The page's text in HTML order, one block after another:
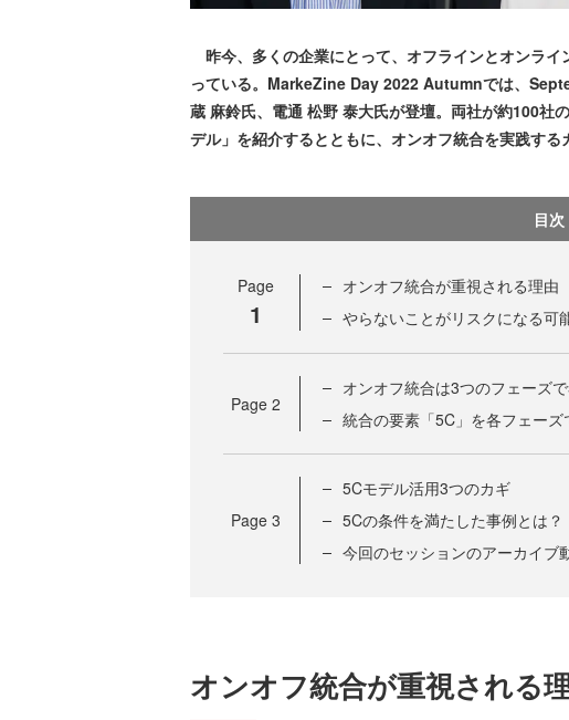
昨今、多くの企業にとって、オフラインとオンラ
っている。MarkeZine Day 2022 Autumnでは、
蔵 麻鈴氏、電通 松野 泰大氏が登壇。両社が約100社
デル」を紹介するとともに、オンオフ統合を実践する
目次
Page
1
オンオフ統合が重視される理由
やらないことがリスクになる可
Page 2
オンオフ統合は3つのフェーズ
統合の要素「5C」を各フェー
Page 3
5Cモデル活用3つのカギ
5Cの条件を満たした事例とは？
今回のセッションのアーカイブ
オンオフ統合が重視される